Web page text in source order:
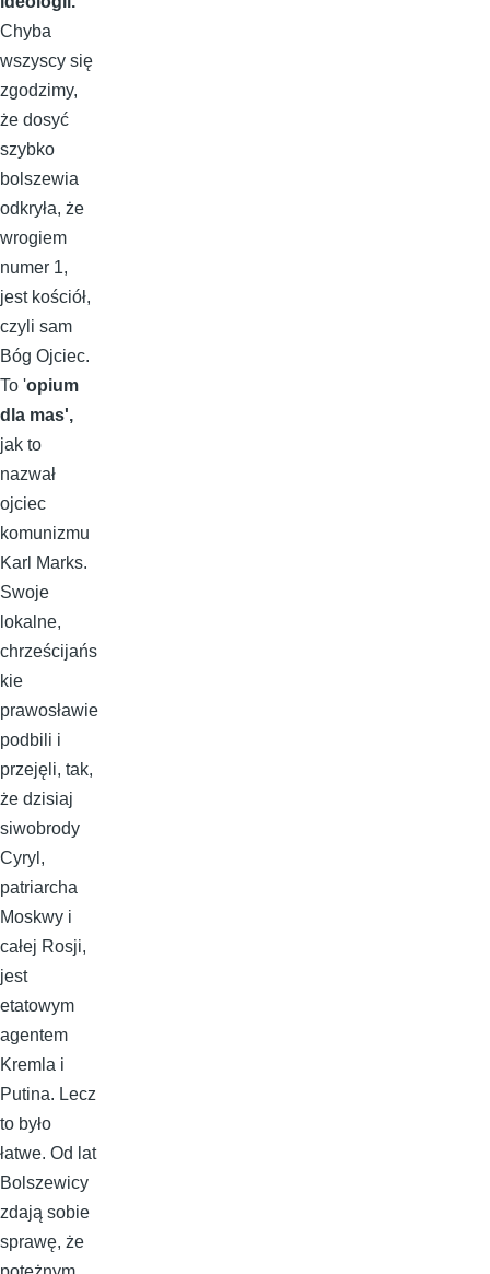
Chyba
wszyscy się
zgodzimy,
że dosyć
szybko
bolszewia
odkryła, że
wrogiem
numer 1,
jest kościół,
czyli sam
Bóg Ojciec.
To 'opium
dla mas',
jak to
nazwał
ojciec
komunizmu
Karl Marks.
Swoje
lokalne,
chrześcijańs
kie
prawosławie
podbili i
przejęli, tak,
że dzisiaj
siwobrody
Cyryl,
patriarcha
Moskwy i
całej Rosji,
jest
etatowym
agentem
Kremla i
Putina. Lecz
to było
łatwe. Od lat
Bolszewicy
zdają sobie
sprawę, że